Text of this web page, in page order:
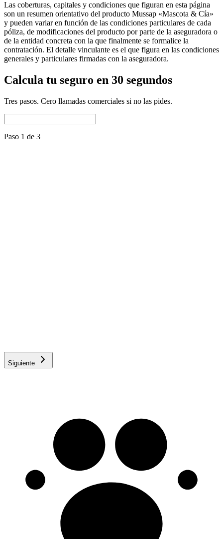
Las coberturas, capitales y condiciones que figuran en esta página
son un resumen orientativo del producto Mussap «Mascota & Cía»
y pueden variar en función de las condiciones particulares de cada
póliza, de modificaciones del producto por parte de la aseguradora o
de la entidad concreta con la que finalmente se formalice la
contratación. El detalle vinculante es el que figura en las condiciones
generales y particulares firmadas con la aseguradora.
Calcula tu seguro en 30 segundos
Tres pasos. Cero llamadas comerciales si no las pides.
Paso 1 de 3
Siguiente